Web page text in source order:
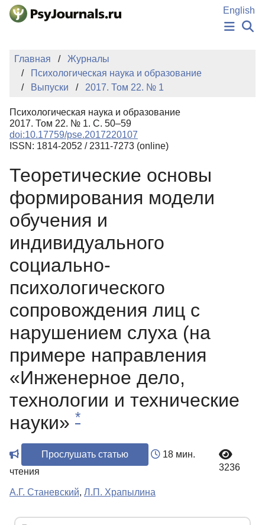
Перейти к основному содержанию
English
НОВОСТИ
ИЗДАНИЯ
АВТОРЫ
БАЗА ЗНАНИЙ
КЛЮЧЕВЫЕ СЛОВА
Регистрация
Главная
Журналы
Психологическая наука и образование
Выпуски
2017. Том 22. № 1
Психологическая наука и образование
2017. Том 22. № 1. С. 50–59
doi:10.17759/pse.2017220107
ISSN: 1814-2052 / 2311-7273 (online)
Теоретические основы
формирования модели
обучения и
индивидуального
социально-
психологического
сопровождения лиц с
нарушением слуха (на
примере направления
«Инженерное дело,
технологии и технические
науки» *
Прослушать статью
18 мин.
чтения
3236
А.Г. Станевский, Л.П. Храпылина